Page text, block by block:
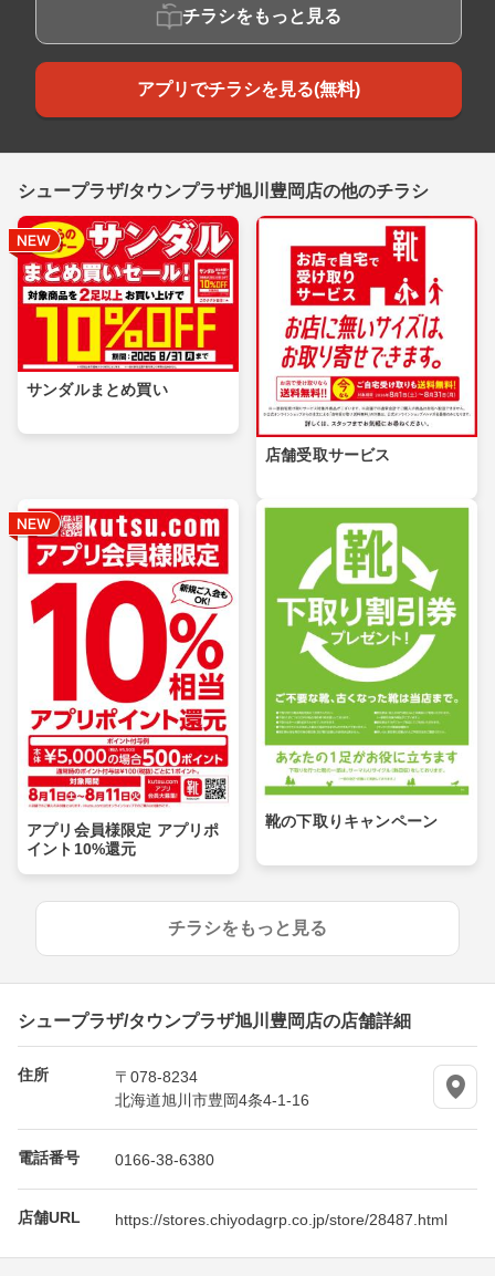
チラシをもっと見る
アプリでチラシを見る(無料)
シュープラザ/タウンプラザ旭川豊岡店の他のチラシ
サンダルまとめ買い
店舗受取サービス
アプリ会員様限定 アプリポ
イント10%還元
靴の下取りキャンペーン
チラシをもっと見る
シュープラザ/タウンプラザ旭川豊岡店の店舗詳細
住所
〒078-8234
北海道旭川市豊岡4条4-1-16
電話番号 0166-38-6380
店舗URL https://stores.chiyodagrp.co.jp/store/28487.html